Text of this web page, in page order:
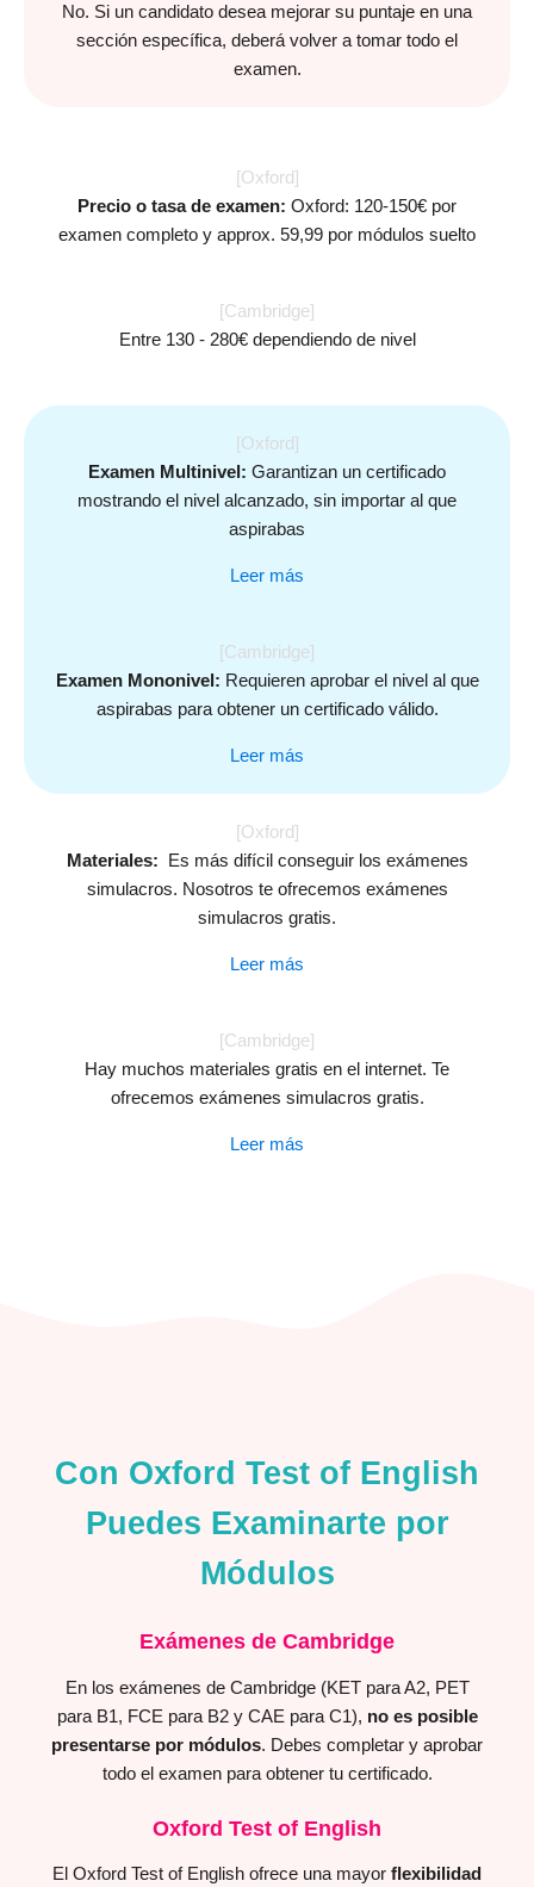
No. Si un candidato desea mejorar su puntaje en una
sección específica, deberá volver a tomar todo el
examen.
[Oxford]
Precio o tasa de examen: Oxford: 120-150€ por
examen completo y approx. 59,99 por módulos suelto
[Cambridge]
Entre 130 - 280€ dependiendo de nivel
[Oxford]
Examen Multinivel: Garantizan un certificado
mostrando el nivel alcanzado, sin importar al que
aspirabas
Leer más
[Cambridge]
Examen Mononivel: Requieren aprobar el nivel al que
aspirabas para obtener un certificado válido.
Leer más
[Oxford]
Materiales: Es más difícil conseguir los exámenes
simulacros. Nosotros te ofrecemos exámenes
simulacros gratis.
Leer más
[Cambridge]
Hay muchos materiales gratis en el internet. Te
ofrecemos exámenes simulacros gratis.
Leer más
Con Oxford Test of English
Puedes Examinarte por
Módulos
Exámenes de Cambridge
En los exámenes de Cambridge (KET para A2, PET
para B1, FCE para B2 y CAE para C1), no es posible
presentarse por módulos. Debes completar y aprobar
todo el examen para obtener tu certificado.
Oxford Test of English
El Oxford Test of English ofrece una mayor flexibilidad